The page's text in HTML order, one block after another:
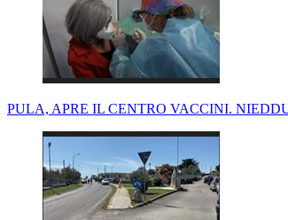
PULA, APRE IL CENTRO VACCINI.